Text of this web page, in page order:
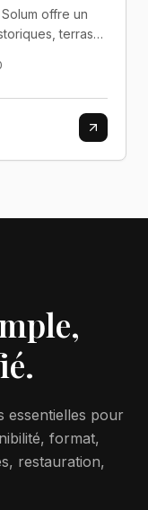
offre un
terrasse
essentielles pour
format,
restauration,